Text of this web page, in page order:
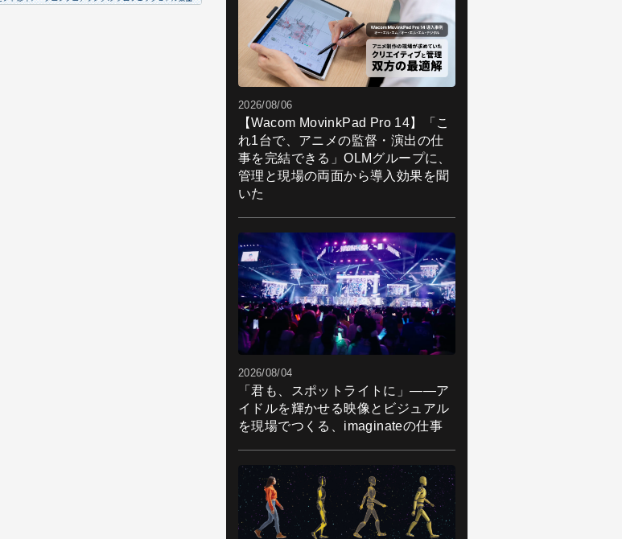
2026/08/06
【Wacom MovinkPad Pro 14】「こ
れ1台で、アニメの監督・演出の仕
事を完結できる」OLMグループに、
管理と現場の両面から導入効果を聞
いた
2026/08/04
「君も、スポットライトに」――ア
イドルを輝かせる映像とビジュアル
を現場でつくる、imaginateの仕事